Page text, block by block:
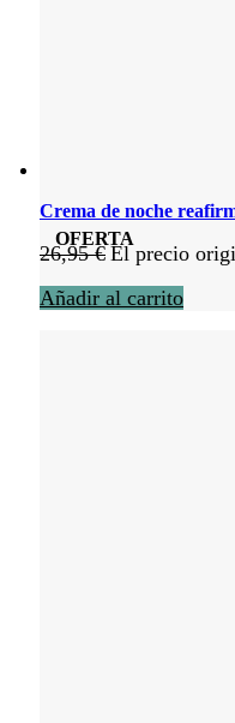
OFERTA
Crema de noche
26,95€ El precio
Añadir al carrito